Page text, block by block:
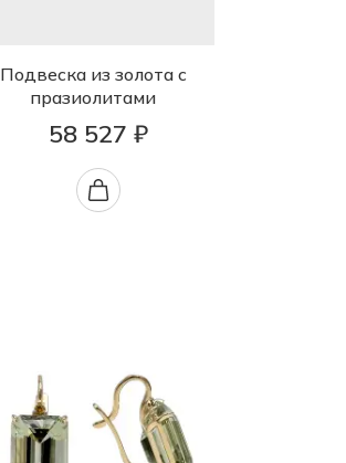
Подвеска из золота с
празиолитами
58 527 ₽